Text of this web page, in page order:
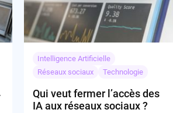
Intelligence Artificielle
Réseaux sociaux
Technologie
Qui veut fermer l’accès des
IA aux réseaux sociaux ?